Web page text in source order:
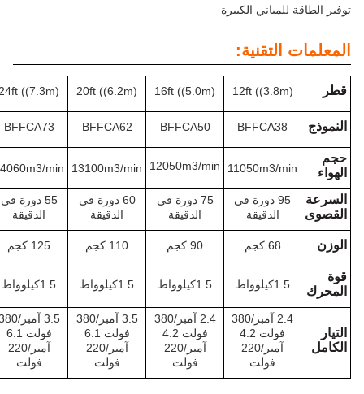
توفير الطاقة للمباني الكبيرة
المعلمات التقنية:
قطر 12ft ((3.8m)
16ft ((5.0m)
20ft ((6.2m)
24ft ((7.3m)
النموذج BFFCA38
BFFCA50
BFFCA62
BFFCA73
حجم
الهواء
11050m3/min
12050m3/min
13100m3/min
14060m3/min
السرعة
القصوى
95 دورة في
الدقيقة
75 دورة في
الدقيقة
60 دورة في
الدقيقة
55 دورة في
الدقيقة
الوزن 68 كجم 90 كجم 110 كجم 125 كجم
قوة
المحرك
1.5كيلوواط 1.5كيلوواط 1.5كيلوواط 1.5كيلوواط
التيار
الكامل
2.4 آمبر/380
فولت 4.2
آمبر/220
فولت
2.4 آمبر/380
فولت 4.2
آمبر/220
فولت
3.5 آمبر/380
فولت 6.1
آمبر/220
فولت
3.5 آمبر/380
فولت 6.1
آمبر/220
فولت